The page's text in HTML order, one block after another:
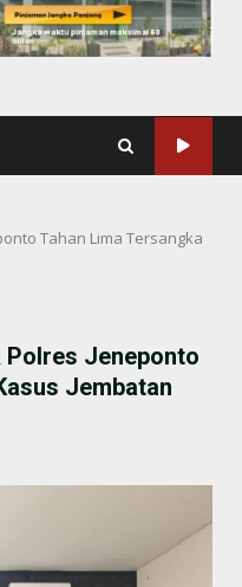
Tahan Lima Tersangka
Polres Jeneponto
Jembatan